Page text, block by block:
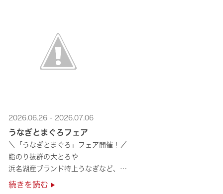
2026.06.26 - 2026.07.06
うなぎとまぐろフェア
＼「うなぎとまぐろ」フェア開催！／
脂のり抜群の大とろや
浜名湖産ブランド特上うなぎなど、
夏のスタミナ補給にぴったりのメニューが勢揃い✨
続きを読む